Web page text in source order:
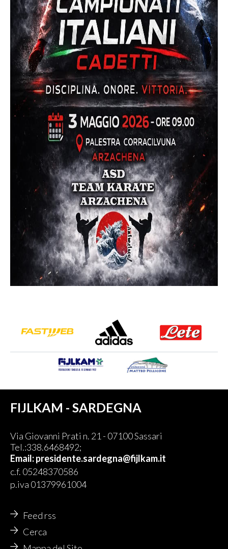
FIJLKAM - SARDEGNA
Via Giovanni Prati n. 21 - 07100 Sassari
Tel.:338.6468492;
Email:presidente.sardegna@fijlkam.it
c.f. 05248370586
p.iva 01379961004
Feed rss
Cerca